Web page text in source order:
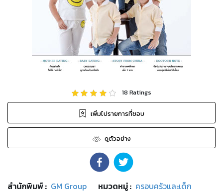
18 Ratings
เพิ่มไปรายการที่ชอบ
ดูตัวอย่าง
สำนักพิมพ์: GM Group หมวดหมู่: ครอบครัวและเด็ก